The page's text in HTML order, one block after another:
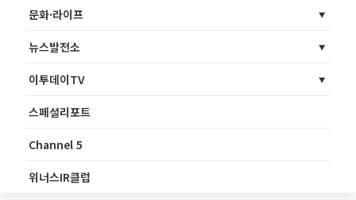
문화·라이프
뉴스발전소
이투데이TV
스페셜리포트
Channel 5
위너스IR클럽